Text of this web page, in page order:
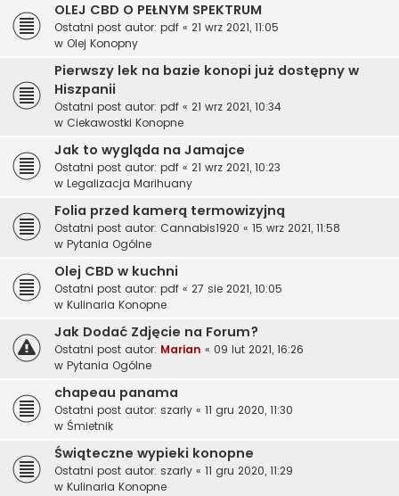
OLEJ CBD O PEŁNYM SPEKTRUM
Ostatni post autor: pdf « 21 wrz 2021, 11:05
w Olej Konopny
Pierwszy lek na bazie konopi już dostępny w
Hiszpanii
Ostatni post autor: pdf « 21 wrz 2021, 10:34
w Ciekawostki Konopne
Jak to wygląda na Jamajce
Ostatni post autor: pdf « 21 wrz 2021, 10:23
w Legalizacja Marihuany
Folia przed kamerą termowizyjną
Ostatni post autor: Cannabis1920 « 15 wrz 2021, 11:58
w Pytania Ogólne
Olej CBD w kuchni
Ostatni post autor: pdf « 27 sie 2021, 10:05
w Kulinaria Konopne
Jak Dodać Zdjęcie na Forum?
Ostatni post autor: Marian « 09 lut 2021, 16:26
w Pytania Ogólne
chapeau panama
Ostatni post autor: szarly « 11 gru 2020, 11:30
w Śmietnik
Świąteczne wypieki konopne
Ostatni post autor: szarly « 11 gru 2020, 11:29
w Kulinaria Konopne